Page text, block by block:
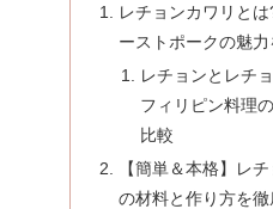
レチョンカワリと
ーストポークの魅力
レチョンとレチ
フィリピン料理
比較
【簡単＆本格】レ
の材料と作り方を徹